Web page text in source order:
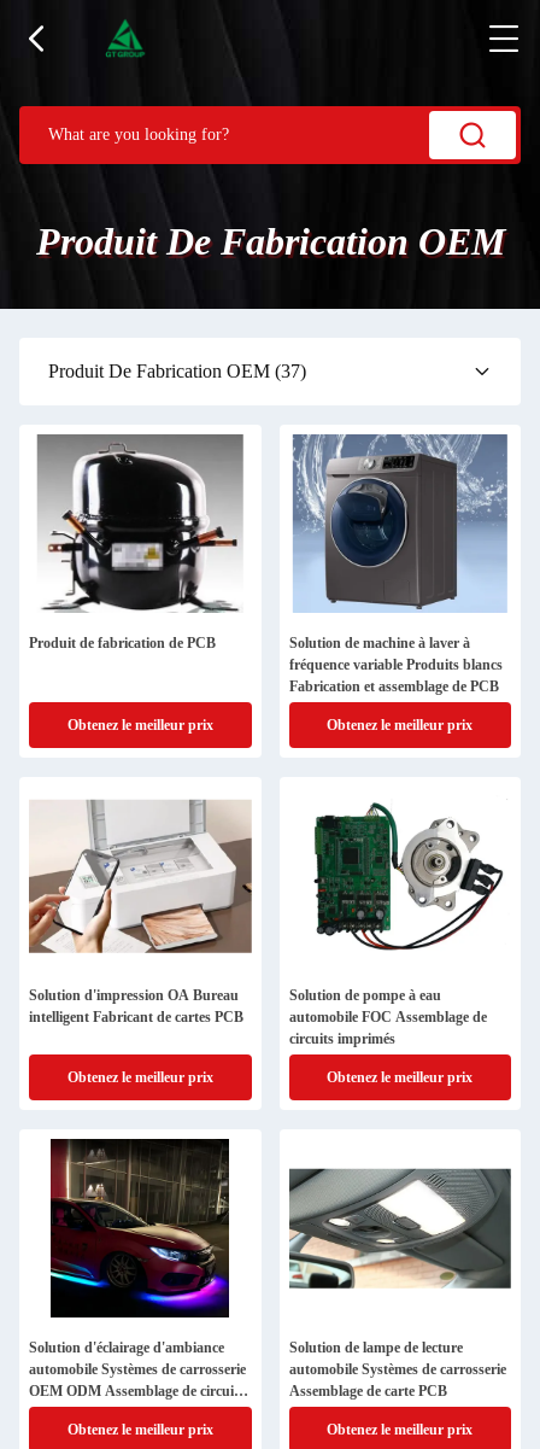
Produit De Fabrication OEM
Produit De Fabrication OEM (37)
Produit de fabrication de PCB
Obtenez le meilleur prix
Solution de machine à laver à
fréquence variable Produits blancs
Fabrication et assemblage de PCB
Obtenez le meilleur prix
Solution d'impression OA Bureau
intelligent Fabricant de cartes PCB
Obtenez le meilleur prix
Solution de pompe à eau
automobile FOC Assemblage de
circuits imprimés
Obtenez le meilleur prix
Solution d'éclairage d'ambiance
automobile Systèmes de carrosserie
OEM ODM Assemblage de circuits
imprimés
Obtenez le meilleur prix
Solution de lampe de lecture
automobile Systèmes de carrosserie
Assemblage de carte PCB
Obtenez le meilleur prix